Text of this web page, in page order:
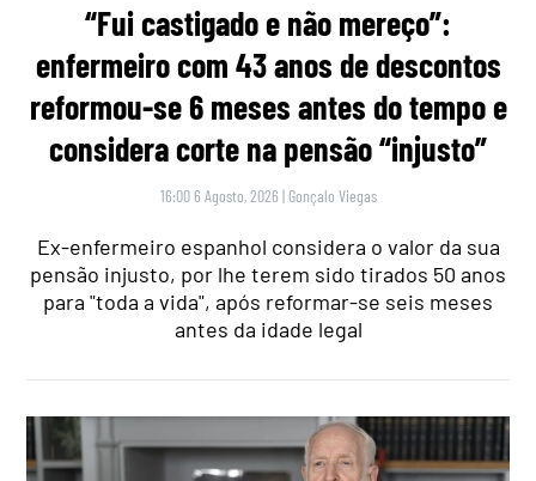
“Fui castigado e não mereço”:
enfermeiro com 43 anos de descontos
reformou-se 6 meses antes do tempo e
considera corte na pensão “injusto”
16:00 6 Agosto, 2026 | Gonçalo Viegas
Ex-enfermeiro espanhol considera o valor da sua
pensão injusto, por lhe terem sido tirados 50 anos
para "toda a vida", após reformar-se seis meses
antes da idade legal